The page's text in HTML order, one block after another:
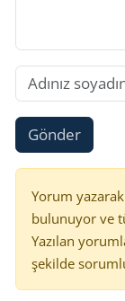
Gönder
Yorum yazarak
bulunuyor ve
Yazılan
şekilde